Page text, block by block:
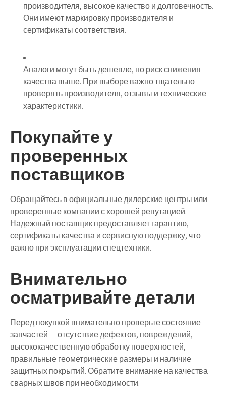
производителя, высокое качество и долговечность.
Они имеют маркировку производителя и
сертификаты соответствия.
Аналоги могут быть дешевле, но риск снижения
качества выше. При выборе важно тщательно
проверять производителя, отзывы и технические
характеристики.
Покупайте у
проверенных
поставщиков
Обращайтесь в официальные дилерские центры или
проверенные компании с хорошей репутацией.
Надежный поставщик предоставляет гарантию,
сертификаты качества и сервисную поддержку, что
важно при эксплуатации спецтехники.
Внимательно
осматривайте детали
Перед покупкой внимательно проверьте состояние
запчастей — отсутствие дефектов, повреждений,
высококачественную обработку поверхностей,
правильные геометрические размеры и наличие
защитных покрытий. Обратите внимание на качества
сварных швов при необходимости.